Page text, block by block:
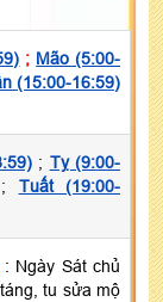
; Mão (5:00-
(15:00-16:59)
; Tỵ (9:00-
Tuất (19:00-
Ngày Sát chủ
tu sửa mộ